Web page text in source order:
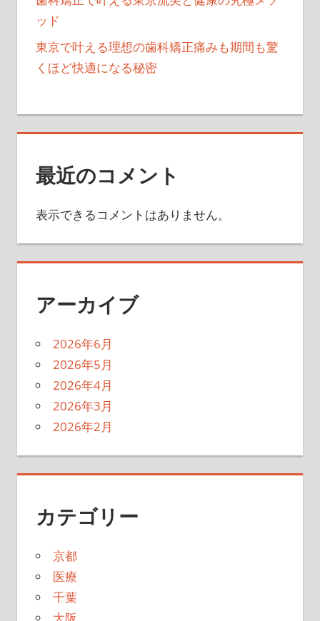
ッド
東京で叶える理想の歯科矯正痛みも期間も驚
くほど快適になる秘密
最近のコメント
表示できるコメントはありません。
アーカイブ
2026年6月
2026年5月
2026年4月
2026年3月
2026年2月
カテゴリー
京都
医療
千葉